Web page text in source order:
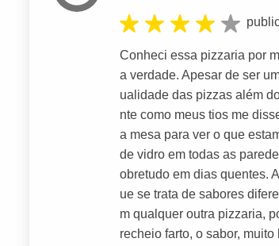
Conheci essa pizzaria por
a verdade. Apesar de ser
ualidade das pizzas além
nte como meus tios me
a mesa para ver o que
de vidro em todas as
obretudo em dias quentes.
ue se trata de sabores
m qualquer outra pizzaria,
recheio farto, o sabor,